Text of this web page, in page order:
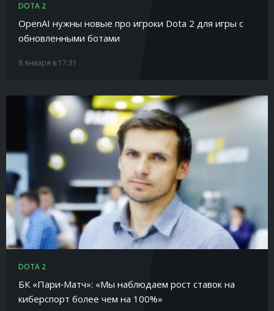
DOTA 2
OpenAI нужны новые про игроки Dota 2 для игры с
обновленными ботами
8 января в 17:31
DOTA 2
БК «Пари‑Матч»: «Мы наблюдаем рост ставок на
киберспорт более чем на 100%»